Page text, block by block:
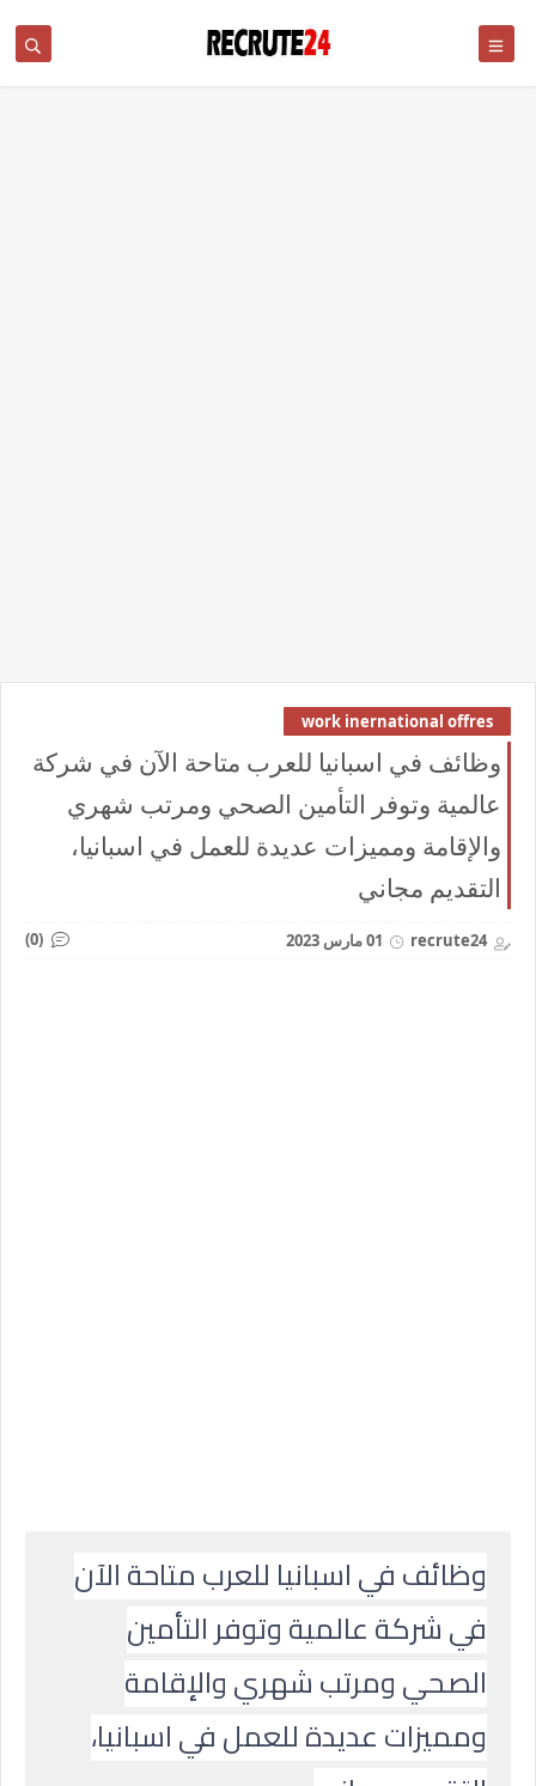
work inernational offres
وظائف في اسبانيا للعرب متاحة الآن في شركة
عالمية وتوفر التأمين الصحي ومرتب شهري
والإقامة ومميزات عديدة للعمل في اسبانيا،
التقديم مجاني
recrute24 01 مارس 2023 (0)
وظائف في اسبانيا للعرب متاحة الآن
في شركة عالمية وتوفر التأمين
الصحي ومرتب شهري والإقامة
ومميزات عديدة للعمل في اسبانيا،